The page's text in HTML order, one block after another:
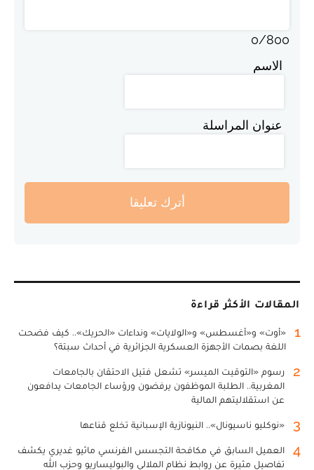
0/800
الاسم
عنوان المراسلة
أترك تعليقا
المقالات الأكثر قراءة
1
«أوت» و«أغسطس» و«الولايات» ونداءات «الحريك».. كيف فضحت
اللغة بصمات الأجهزة العسكرية الجزائرية في أحداث سبتة؟
2
رسوم «التوقيت الميسر» تشعل فتيل الاحتقان بالجامعات
المغربية.. الطلبة الموظفون يرفضون ورؤساء الجامعات يدافعون
عن استقلاليتهم المالية
3 «نوكليو ناسيونال».. النيونازية الإسبانية تخلع قناعها
4
العميل السابق في مكافحة التجسس الفرنسي ماثيو غديري يكشف
تفاصيل مثيرة عن روابط نظام الملالي والبوليساريو وحزب الله